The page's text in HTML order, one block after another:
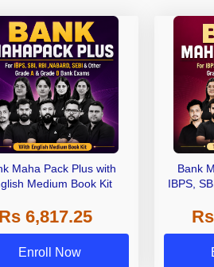
Maha Pack Plus with
Medium Book Kit
Rs 6,817.25
Enroll Now
Bank
IBPS,
Other